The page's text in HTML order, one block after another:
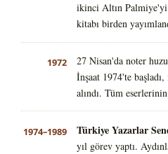
ikinci Altın Palmiye'yi
kitabı birden
1972 27 Nisan'da noter
İnşaat 1974'te
alındı. Tüm
1974–1989 Türkiye Yazarlar
yıl görev yaptı.